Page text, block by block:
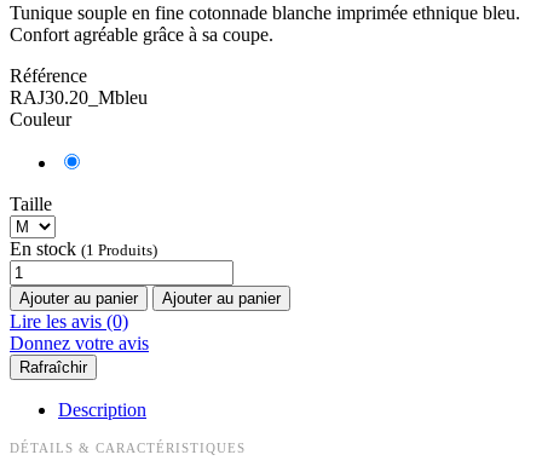
Tunique souple en fine cotonnade blanche imprimée ethnique bleu.
Confort agréable grâce à sa coupe.
Référence
RAJ30.20_Mbleu
Couleur
Taille
En stock (1 Produits)
Ajouter au panier Ajouter au panier
Lire les avis (0)
Donnez votre avis
Description
DÉTAILS & CARACTÉRISTIQUES